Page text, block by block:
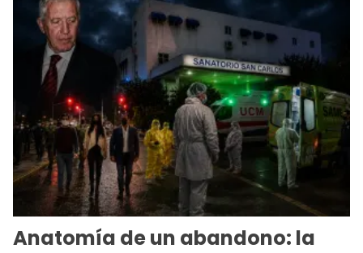
Anatomía de un abandono: la